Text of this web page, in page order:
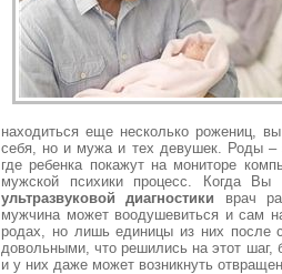
находиться еще несколько рожениц,
себя, но и мужа и тех девушек. Роды –
где ребенка покажут на мониторе
мужской психики процесс. Когда
ультразвуковой диагностики врач
мужчина может воодушевиться и сам
родах, но лишь единицы из них после
довольными, что решились на этот шаг,
и у них даже может возникнуть